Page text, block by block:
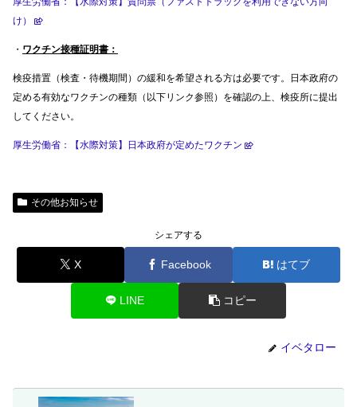
け）
・ ワクチン接種証明書：
検疫措置（検査・待機期間）の緩和を希望される方は必要です。日本政府の
定める有効なワクチンの種類（以下リンク参照）を確認の上、検疫所に提出
してください。
厚生労働省：【水際対策】日本政府が定めたワクチン
その他お知らせ
シェアする
X Facebook はてブ
LINE コピー
イベタロー